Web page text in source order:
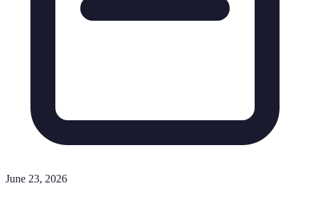
June 23, 2026